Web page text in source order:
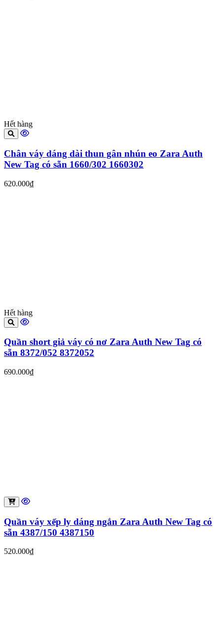
Hết hàng
Chân váy dáng dài thun gân nhún eo Zara Auth
New Tag có sẵn 1660/302 1660302
620.000₫
Hết hàng
Quần short giả váy có nơ Zara Auth New Tag có
sẵn 8372/052 8372052
690.000₫
Quần váy xếp ly dáng ngắn Zara Auth New Tag có
sẵn 4387/150 4387150
520.000₫